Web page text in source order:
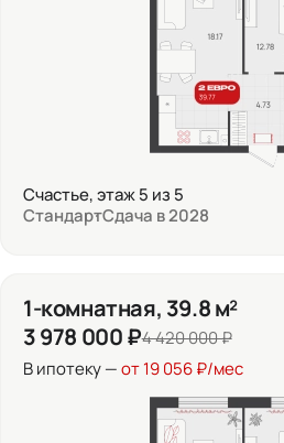
Счастье, этаж 5 из 5
СтандартСдача в 2028
1-комнатная, 39.8 м²
3 978 000 ₽4 420 000 ₽
В ипотеку —от 19 056 ₽/мес